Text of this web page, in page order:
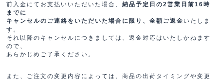
前入金にてお支払いいただいた場合、納品予定日の2営業日前16時
までに
キャンセルのご連絡をいただいた場合に限り、全額ご返金 いたしま
す。
それ以降のキャンセルにつきましては、返金対応はいたしかねます
ので、
あらかじめご了承ください。
また、ご注文の変更内容によっては、商品の出荷タイミングや変更